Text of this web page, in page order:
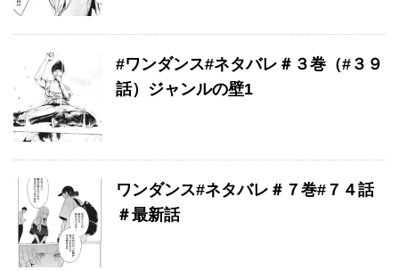
#ワンダンス#ネタバレ＃３巻（#３９
話）ジャンルの壁1
ワンダンス#ネタバレ＃７巻#７４話
＃最新話